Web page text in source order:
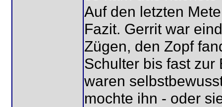
Auf den letzten
Fazit. Gerrit war
Zügen, den Zopf
Schulter bis fast
waren
mochte ihn - oder